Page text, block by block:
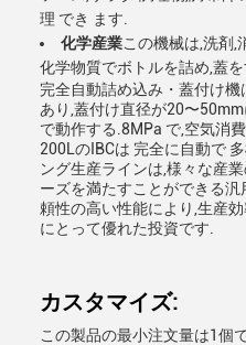
理 でき ます.
化学産業この機械は,洗剤,
化学物質でボトルを詰め,蓋
完全自動詰め込み・蓋付け
あり,蓋付け直径が20〜
で動作する.8MPa で,空気消
200LのIBCは 完全に自動で
ング生産ラインは,様々な産
ーズを満たすことができる
頼性の高い性能により,生産
にとって優れた投資です.
カスタマイズ:
この製品の最小注文量は1個